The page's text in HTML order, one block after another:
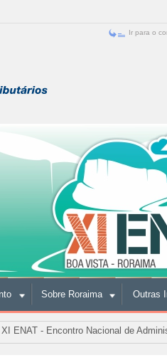
Ir para o
Sobre Roraima Outras
XI ENAT - Encontro Nacional de